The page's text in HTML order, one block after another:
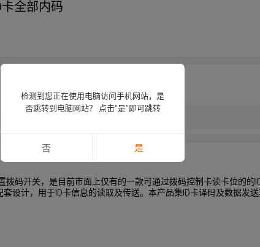
全部内码
码开关，是目前市面上仅有的一款可通过拨码控制卡读卡位的的
设计，用于ID卡信息的读取及传送。本产品集ID卡译码及数据发
检测到您正在使用电脑访问手机网站，是
否跳转到电脑网站？ 点击“是”即可跳转
否 是